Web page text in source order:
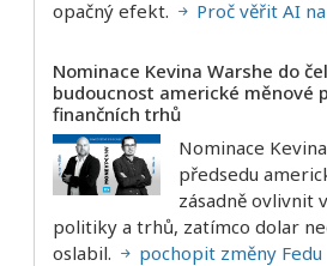
opačný efekt.
Proč věřit AI
Nominace Kevina Warshe do
budoucnost americké měnové
finančních trhů
Nominace
předsedu
zásadně ovlivnit
politiky a trhů, zatímco dolar
oslabil.
pochopit změny Fedu